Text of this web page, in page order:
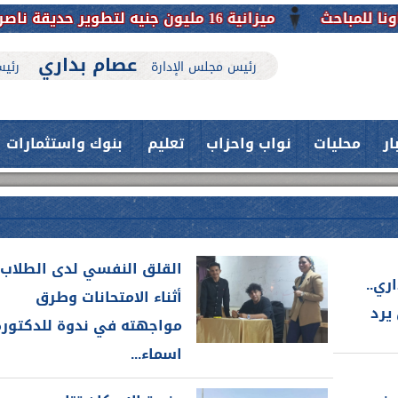
ميزانية 16 مليون جنيه لتطوير حديقة ناصر بأبوتيج.. نقلة حضارية تحافظ على تاريخها
رئيس مجلس الإدارة عصام بداري
محليات نواب واحزاب تعليم بنوك واستثمارات
القلق النفسي لدى الطلاب
أثناء الامتحانات وطرق
مواجهته في ندوة
اسماء...
العلاج الحر بمنفلوط بالتعاون مع هيئة فريق طبي بقسم الأنف والأذن